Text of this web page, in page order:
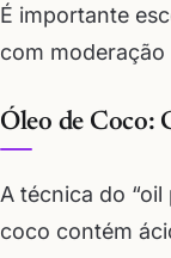
É importante
com
Óleo de Coco:
A técnica do
coco contém